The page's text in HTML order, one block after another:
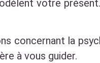
votre
concernant la
à vous guider.